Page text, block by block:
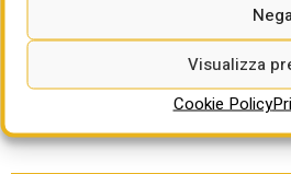
Visualizza
Cookie Policy